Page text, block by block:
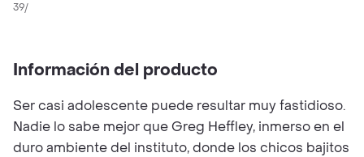
39/
Información del producto
Ser casi adolescente puede resultar muy fastidioso.
Nadie lo sabe mejor que Greg Heffley, inmerso en el
duro ambiente del instituto, donde los chicos bajitos